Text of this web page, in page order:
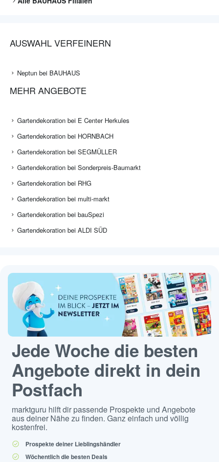
AUSWAHL VERFEINERN
Neptun bei BAUHAUS
MEHR ANGEBOTE
Gartendekoration bei E Center Herkules
Gartendekoration bei HORNBACH
Gartendekoration bei SEGMÜLLER
Gartendekoration bei Sonderpreis-Baumarkt
Gartendekoration bei RHG
Gartendekoration bei multi-markt
Gartendekoration bei bauSpezi
Gartendekoration bei ALDI SÜD
Jede Woche die besten
Angebote direkt in dein
Postfach
marktguru hilft dir passende Prospekte und Angebote
aus deiner Nähe zu finden. Ganz einfach und völlig
kostenfrei.
Prospekte deiner Lieblingshändler
Wöchentlich die besten Deals